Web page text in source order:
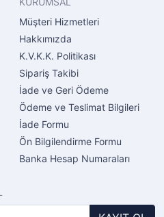
Müşteri Hizmetleri
Hakkımızda
K.V.K.K. Politikası
Sipariş Takibi
İade ve Geri Ödeme
Ödeme ve Teslimat Bilgileri
İade Formu
Ön Bilgilendirme Formu
Banka Hesap Numaraları